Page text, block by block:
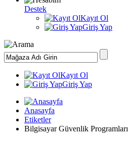
Destek
Kayıt Ol
Giriş Yap
Kayıt Ol
Giriş Yap
Anasayfa
Etiketler
Bilgisayar Güvenlik Programları